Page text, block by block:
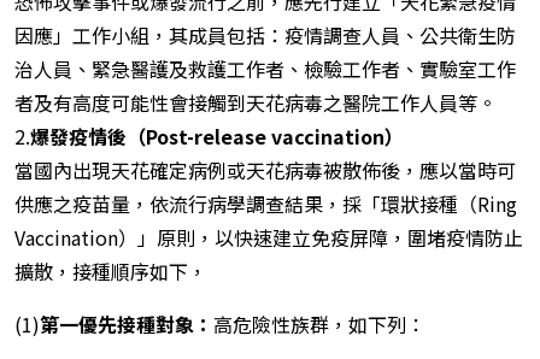
因應」工作小組，其成員包括：疫情調查人員、公共衛生防
治人員、緊急醫護及救護工作者、檢驗工作者、實驗室工作
者及有高度可能性會接觸到天花病毒之醫院工作人員等。
2.爆發疫情後（Post-release vaccination）
當國內出現天花確定病例或天花病毒被散佈後，應以當時可
供應之疫苗量，依流行病學調查結果，採「環狀接種（Ring
Vaccination）」原則，以快速建立免疫屏障，圍堵疫情防止
擴散，接種順序如下，
(1)第一優先接種對象： 高危險性族群，如下列：